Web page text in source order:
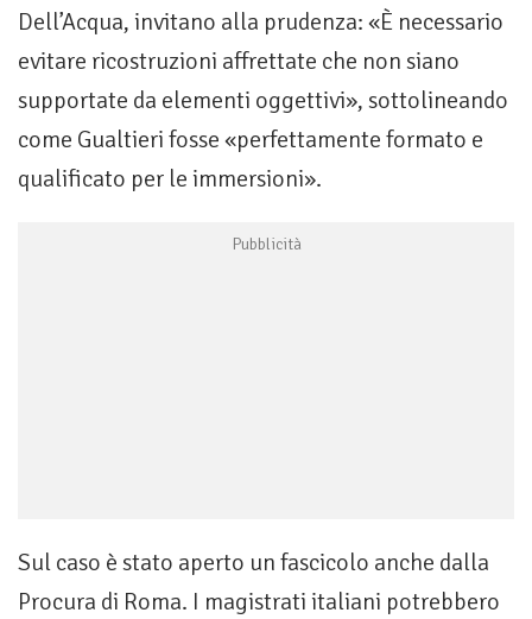
Dell’Acqua, invitano alla prudenza: «È necessario
evitare ricostruzioni affrettate che non siano
supportate da elementi oggettivi», sottolineando
come Gualtieri fosse «perfettamente formato e
qualificato per le immersioni».
Sul caso è stato aperto un fascicolo anche dalla
Procura di Roma. I magistrati italiani potrebbero